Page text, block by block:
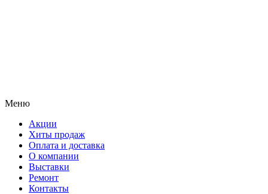
Меню
Акции
Хиты продаж
Оплата и доставка
О компании
Выставки
Ремонт
Контакты